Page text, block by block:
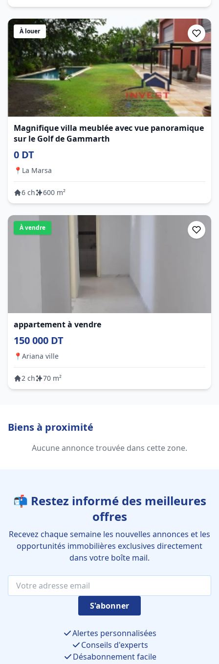
À louer
Magnifique villa meublée avec vue panoramique
sur le Golf de Gammarth
0 DT
📍 La Marsa
6 ch 600 m²
À vendre
appartement à vendre
150 000 DT
📍 Ariana ville
2 ch 70 m²
Biens à proximité
Aucune annonce trouvée dans cette zone.
📬 Restez informé des meilleures
offres
Recevez chaque semaine les nouvelles annonces et les
opportunités immobilières exclusives directement
dans votre boîte mail.
S'abonner
Alertes personnalisées
Conseils d'experts
Désabonnement facile